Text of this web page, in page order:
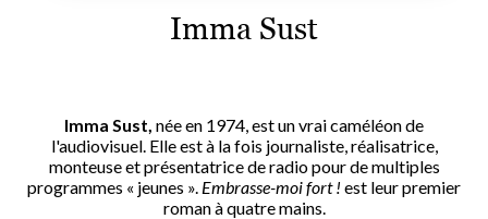
Imma Sust
Imma Sust, née en 1974, est un vrai caméléon de
l'audiovisuel. Elle est à la fois journaliste, réalisatrice,
monteuse et présentatrice de radio pour de multiples
programmes « jeunes ». Embrasse-moi fort ! est leur premier
roman à quatre mains.